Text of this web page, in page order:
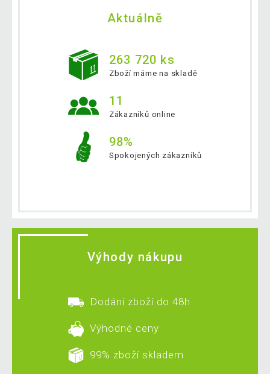
Aktuálně
263 720 ks
Zboží máme na skladě
11
Zákazníků online
98%
Spokojených zákazníků
Výhody nákupu
Dodání zboží do 48h
Výhodné ceny
99% zboží skladem